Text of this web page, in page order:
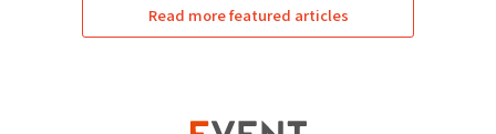
Read more featured articles